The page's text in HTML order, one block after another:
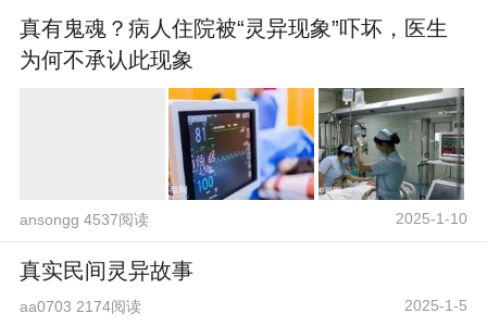
真有鬼魂？病人住院被“灵异现象”吓坏，医生
为何不承认此现象
ansongg 4537阅读 2025-1-10
真实民间灵异故事
aa0703 2174阅读 2025-1-5